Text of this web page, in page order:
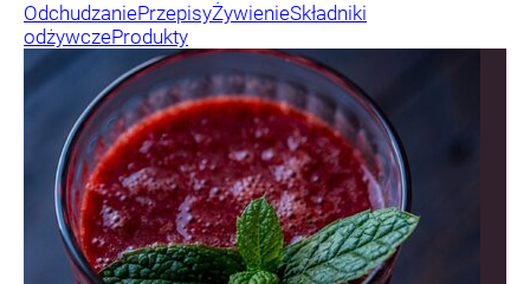
OdchudzaniePrzepisyŻywienieSkładniki
odżywczeProdukty